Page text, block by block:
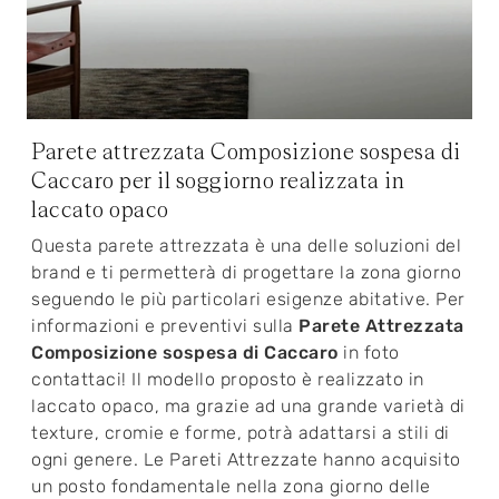
Parete attrezzata Composizione sospesa di
Caccaro per il soggiorno realizzata in
laccato opaco
Questa parete attrezzata è una delle soluzioni del
brand e ti permetterà di progettare la zona giorno
seguendo le più particolari esigenze abitative. Per
informazioni e preventivi sulla Parete Attrezzata
Composizione sospesa di Caccaro in foto
contattaci! Il modello proposto è realizzato in
laccato opaco, ma grazie ad una grande varietà di
texture, cromie e forme, potrà adattarsi a stili di
ogni genere. Le Pareti Attrezzate hanno acquisito
un posto fondamentale nella zona giorno delle